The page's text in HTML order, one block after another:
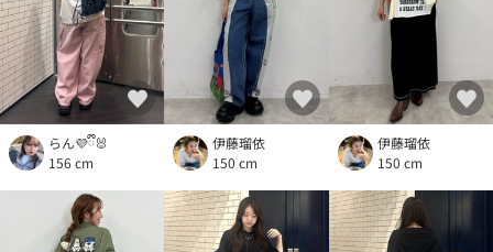
らん💜ྀི🐰
156 cm
伊藤瑠依
150 cm
伊藤瑠依
150 cm